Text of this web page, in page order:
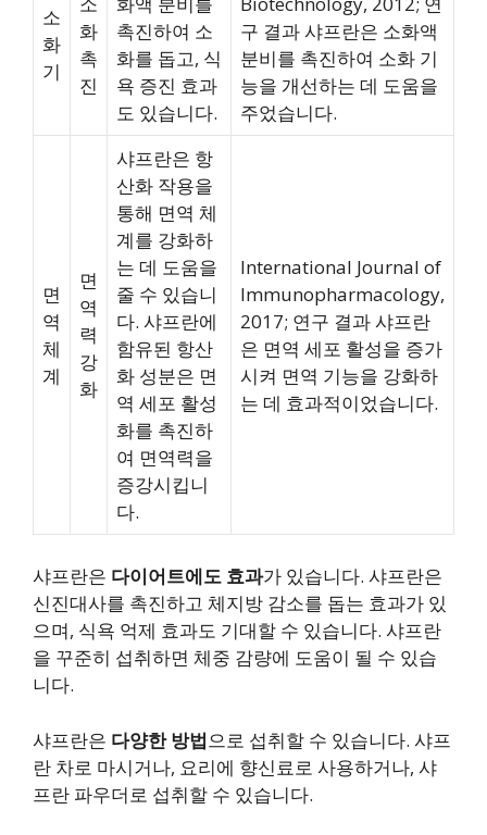
소
화
기
화
촉
진
촉진하여 소
화를 돕고, 식
욕 증진 효과
도 있습니다.
구 결과 샤프란은 소화액
분비를 촉진하여 소화 기
능을 개선하는 데 도움을
주었습니다.
면
역
체
계
면
역
력
강
화
샤프란은 항
산화 작용을
통해 면역 체
계를 강화하
는 데 도움을
줄 수 있습니
다. 샤프란에
함유된 항산
화 성분은 면
역 세포 활성
화를 촉진하
여 면역력을
증강시킵니
다.
International Journal of
Immunopharmacology,
2017; 연구 결과 샤프란
은 면역 세포 활성을 증가
시켜 면역 기능을 강화하
는 데 효과적이었습니다.
샤프란은 다이어트에도 효과가 있습니다. 샤프란은
신진대사를 촉진하고 체지방 감소를 돕는 효과가 있
으며, 식욕 억제 효과도 기대할 수 있습니다. 샤프란
을 꾸준히 섭취하면 체중 감량에 도움이 될 수 있습
니다.
샤프란은 다양한 방법으로 섭취할 수 있습니다. 샤프
란 차로 마시거나, 요리에 향신료로 사용하거나, 샤
프란 파우더로 섭취할 수 있습니다.